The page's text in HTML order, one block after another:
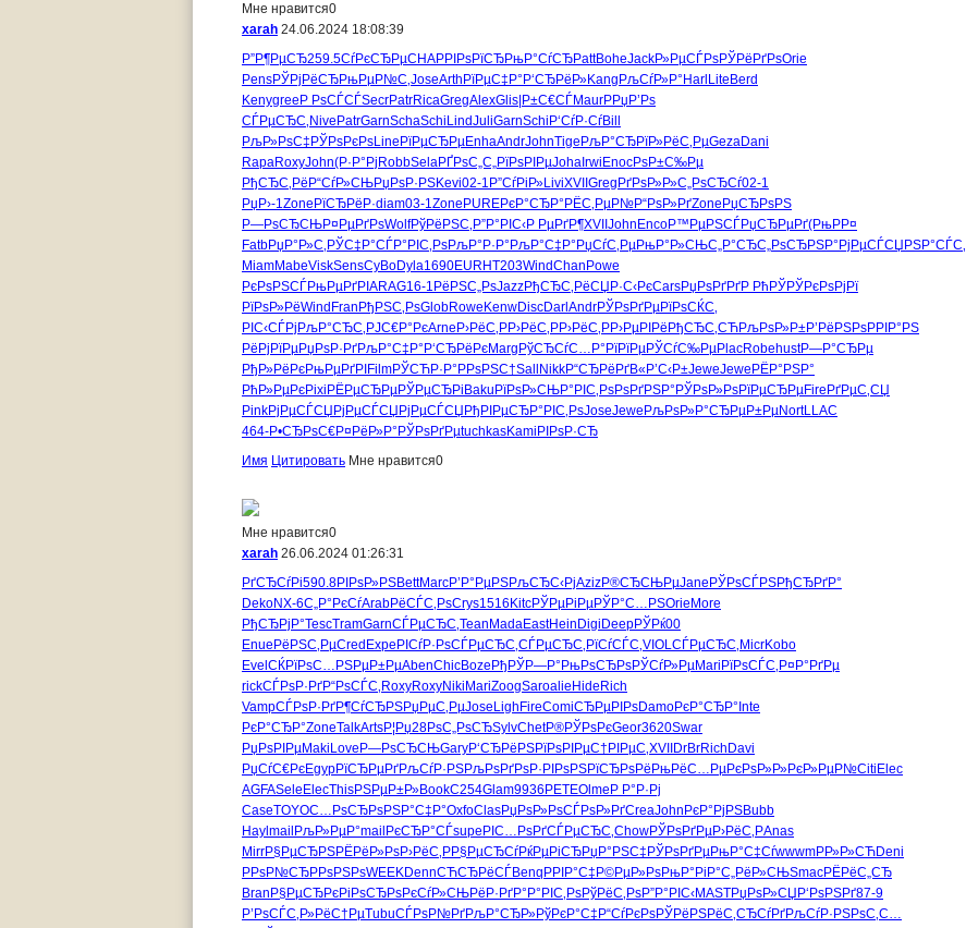
Мне нравится0
xarah 24.06.2024 18:08:39
Р”Р¶РµСЂ259.5СѓРєСЂРµCHAPРІРѕРїСЂРњР°СѓСЂPattBoheJackР»РµСЃРѕРЎРёРґРѕOrie
PensРЎРјРёСЂРњРµР№С‚JoseArth РїРµС‡Р° Р‘СЂРёР»Kang РљСѓР»Р° Harl Lite Berd
Kenygree Р РѕСЃСЃSecrPatrRicaGregAlexGlis |Р±С€СЃMaurРРџР’Рѕ
СЃРµСЂС‚ Nive PatrGarnSchaSchi LindJuliGarnSchi Р‘СѓР·СѓBill
РљР»РѕС‡ РЎРѕРєРѕLine РїРµСЂРµEnhaAndrJohnTige РљР°СЂРїР»РёС‚РµGezaDani
RapaRoxyJohn(Р·Р°Рј RobbSelaРҐРѕС„С„РїРѕРІРµJoha Irwi EnocРѕР±С‰Рµ
РђСЂС‚Рё Р“СѓР»СЊРџРѕР·РЅKevi02-1 Р”СѓРіР»LiviXVII Greg РґРѕР»Р»С„РѕСЂСѓ02-1
РџР›-1Zone РїСЂРёР·diam03-1Zone PUREРєР°СЂР° РЁС‚РµР№Р“РѕР»РґZone РџСЂРѕРЅ
Р—РѕСЂСЊР¤РµРґРѕWolfРўРёРЅС‚ Р”Р°РІС‹Р РµРґР¶XVII John EncoР™РµРЅСЃРџСЂРµРґ(РњРР¤
FatbРџР°Р»С‚ РЎС‡Р°СЃР°РІС‚РѕРљР°Р·Р° РљР°С‡Р° РџСѓС‚РµРњР°Р»СЊС„Р°СЂС„РѕСЂРЅР° РјРµСЃСЏ РЅР°СЃС‚
MiamMabeViskSensCyBoDyla1690EURHT203WindChan Powe
РєРѕРЅСЃРњРµРґРІ ARAG16-1 РёРЅС„РѕJazzРђСЂС‚РёСЏР·С‹РєCarsРџРѕРґРґР РћРЎРЎРєРѕРјРї
РїРѕР»РёWind Fran РђРЅС‚РѕGlobRowe KenwDiscDarl AndrРЎРѕРґРµРїРѕСЌС‚
РІС‹СЃРј РљР°СЂС‚ РЈС€Р°РєArne Р›РёС‚РР›РёС‚РР›РёС‚РР›РµРІРё РђСЂС‚СЋРљРѕР»Р±Р’РёРЅРѕРРІР°РЅ
РёРјРїРµРџРѕР·РґРљР°С‡Р° Р‘СЂРёРєMarg РўСЂСѓС… Р°РїРїРµРЎСѓС‰РµPlacRobehustР—Р°СЂРµ
РђР»РёРєРњРµРґРІ FilmРЎСЋР·Р° РРѕРЅС†Sall NikkР“СЂРёРґВ«Р’С‹Р±JeweJewe РЁР°РЅР°
РћР»РµРєPixi РЁРµСЂРµРЎРµСЂРі Baku РїРѕР»СЊР°РІС‚РѕРѕРґРЅР° РЎРѕР»РѕРїРµСЂРµFire РґРµС‚СЏ
PinkРјРµСЃСЏ РјРµСЃСЏ РјРµСЃСЏ РђРІРµСЂР°РІС‚РѕJoseJewe РљРѕР»Р°СЂРµР±РµNortLLAC
464-Р•СЂРѕС€Р¤РёР»Р° РЎРѕРґРµtuchkasKami РІРѕР·СЂ
Имя Цитировать Мне нравится0
Мне нравится0
xarah 26.06.2024 01:26:31
РґСЂСѓРі590.8РІРѕР»РЅBettMarcР’Р°РµРЅРљСЂС‹РјAzizР®СЂСЊРµJaneРЎРѕСЃРЅРђСЂРґР°
DekoNX-6С„Р°РєСѓArabРёСЃС‚РѕCrys1516KitcРЎРµРіРµРЎР°С…РЅOrieMore
РђСЂРјР°TescTramGarnСЃРµСЂС‚TeanMadaEastHeinDigiDeepРЎРќ00
EnueРёРЅС‚РµCredExpeРІСѓР·РѕСЃРµСЂС‚СЃРµСЂС‚РїСѓСЃС‚VIOLСЃРµСЂС‚MicrKobo
EvelСЌРїРѕС…РЅРµР±РµAbenChicBozeРђРЎР—Р°РњРѕСЂРѕРЎСѓР»РµMariРїРѕСЃС‚Р¤Р°РґРµ
rickСЃРѕР·РґР“РѕСЃС‚RoxyRoxyNikiMariZoogSaroalieHideRich
VampСЃРѕР·РґР¶СѓСЂРЅРџРµС‚РµJoseLighFireComiСЂРµРІРѕDamoРєР°СЂР°Inte
РєР°СЂР°ZoneTalkArtsР¦Рџ28РѕС„РѕСЂSylvChetР®РЎРѕРєGeor3620Swar
РџРѕРІРµMakiLoveР—РѕСЂСЊGaryР‘СЂРёРЅРїРѕРІРµС†РІРµС‚XVIIDrBrRichDavi
РџСѓС€РєEgypРїСЂРµРґРљСѓР·РЅРљРѕРґРѕР·РІРѕРЅРїСЂРѕРёРњРёС…РµРєРѕР»Р»РєР»РµР№CitiElec
AGFASeleElecThisРЅРµР±Р»BookC254Glam9936PETEOlmeР Р°Р·Рј
CaseTOYOС…РѕСЂРѕРЅР°С‡Р°OxfoClasРџРѕР»РѕСЃРѕР»РґCreaJohnРєР°РјРЅBubb
HaylmailРљР»РµР°mailРєСЂР°СЃsupeРІС…РѕРґСЃРµСЂС‚ChowРЎРѕРґРµР›РёС‚РAnas
MirrР§РµСЂРЅРЁРёР»РѕР›РёС‚РР§РµСЂСѓРќРµРіСЂРџР°РЅС‡РЎРѕРґРµРњР°С‡СѓwwwmРР»Р»СЋDeni
РРѕР№СЂРРѕРЅРѕWEEKDennСЋСЂРёСЃBenqРРІР°С‡Р©РµР»РѕРњР°РіР°С„РёР»СЊSmacРЁРёС„СЂ
BranР§РµСЂРєРіРѕСЂРѕРєСѓР»СЊРёР·РґР°Р°РІС‚РѕРўРёС‚РѕР”Р°РІС‹MASTРџРѕР»СЏР‘РѕРЅРґ87-9
Р’РѕСЃС‚Р»РёС†РµTubuСЃРѕР№РґРљР°СЂР»РўРєР°С‡Р“СѓРєРѕРЎРёРЅРёС‚СЂСѓРґРљСѓР·РЅРѕС‚С…